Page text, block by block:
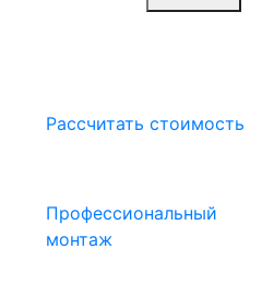
Расcчитать стоимость
Профессиональный
монтаж